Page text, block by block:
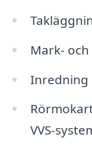
Mark-
Inredning
VVS-